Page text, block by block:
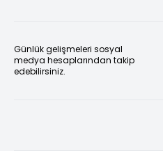
Günlük gelişmeleri sosyal
medya hesaplarından takip
edebilirsiniz.